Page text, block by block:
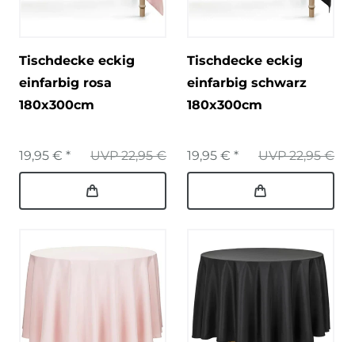
Tischdecke eckig
einfarbig rosa
180x300cm
UVP 22,95 €
19,95 € *
Tischdecke eckig
einfarbig schwarz
180x300cm
UVP 22,95 €
19,95 € *